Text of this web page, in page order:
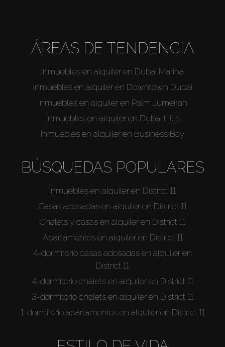
Sobre Plano
About Us
ÁREAS DE TENDENCIA
Inmuebles en alquiler en Dubai Marina
Inmuebles en alquiler en Downtown Dubai
Inmuebles en alquiler en Palm Jumeirah
Inmuebles en alquiler en Dubai Hills
Inmuebles en alquiler en Business Bay
BÚSQUEDAS POPULARES
Inmuebles en alquiler en District 11
Casas adosadas en alquiler en District 11
Chalets y casas en alquiler en District 11
Apartamentos en alquiler en District 11
4-dormitorio casas adosadas en alquiler en
District 11
4-dormitorio chalets en alquiler en District 11
3-dormitorio chalets en alquiler en District 11
1-dormitorio apartamentos en alquiler en District 11